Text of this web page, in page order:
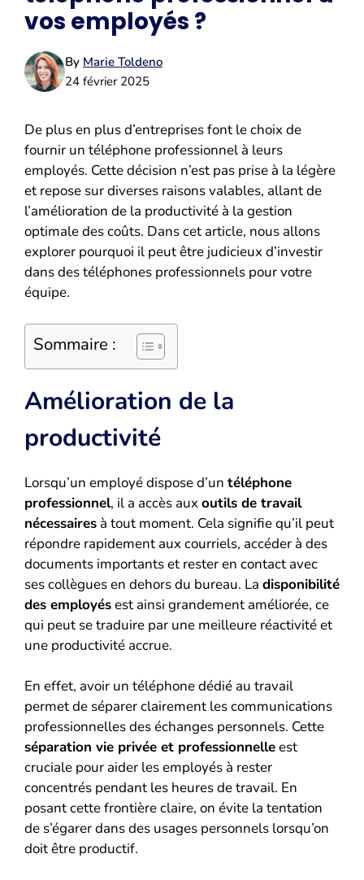
vos employés ?
By Marie Toldeno
24 février 2025
De plus en plus d’entreprises font le choix de
fournir un téléphone professionnel à leurs
employés. Cette décision n’est pas prise à la légère
et repose sur diverses raisons valables, allant de
l’amélioration de la productivité à la gestion
optimale des coûts. Dans cet article, nous allons
explorer pourquoi il peut être judicieux d’investir
dans des téléphones professionnels pour votre
équipe.
Sommaire :
Amélioration de la
productivité
Lorsqu’un employé dispose d’un téléphone
professionnel, il a accès aux outils de travail
nécessaires à tout moment. Cela signifie qu’il peut
répondre rapidement aux courriels, accéder à des
documents importants et rester en contact avec
ses collègues en dehors du bureau. La disponibilité
des employésest ainsi grandement améliorée, ce
qui peut se traduire par une meilleure réactivité et
une productivité accrue.
En effet, avoir un téléphone dédié au travail
permet de séparer clairement les communications
professionnelles des échanges personnels. Cette
séparation vie privée et professionnelleest
cruciale pour aider les employés à rester
concentrés pendant les heures de travail. En
posant cette frontière claire, on évite la tentation
de s’égarer dans des usages personnels lorsqu’on
doit être productif.